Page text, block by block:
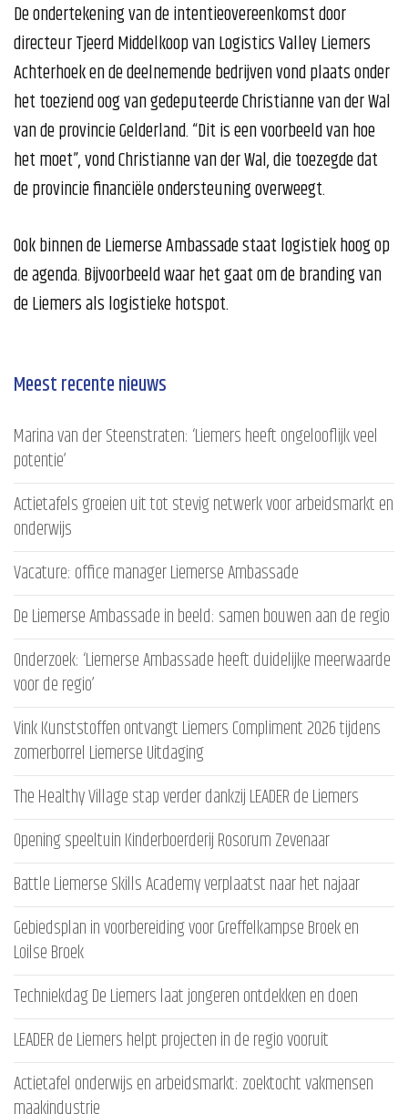
De ondertekening van de intentieovereenkomst door
directeur Tjeerd Middelkoop van Logistics Valley Liemers
Achterhoek en de deelnemende bedrijven vond plaats onder
het toeziend oog van gedeputeerde Christianne van der Wal
van de provincie Gelderland. “Dit is een voorbeeld van hoe
het moet”, vond Christianne van der Wal, die toezegde dat
de provincie financiële ondersteuning overweegt.
Ook binnen de Liemerse Ambassade staat logistiek hoog op
de agenda. Bijvoorbeeld waar het gaat om de branding van
de Liemers als logistieke hotspot.
Meest recente nieuws
Marina van der Steenstraten: ‘Liemers heeft ongelooflijk veel
potentie’
Actietafels groeien uit tot stevig netwerk voor arbeidsmarkt en
onderwijs
Vacature: office manager Liemerse Ambassade
De Liemerse Ambassade in beeld: samen bouwen aan de regio
Onderzoek: ‘Liemerse Ambassade heeft duidelijke meerwaarde
voor de regio’
Vink Kunststoffen ontvangt Liemers Compliment 2026 tijdens
zomerborrel Liemerse Uitdaging
The Healthy Village stap verder dankzij LEADER de Liemers
Opening speeltuin Kinderboerderij Rosorum Zevenaar
Battle Liemerse Skills Academy verplaatst naar het najaar
Gebiedsplan in voorbereiding voor Greffelkampse Broek en
Loilse Broek
Techniekdag De Liemers laat jongeren ontdekken en doen
LEADER de Liemers helpt projecten in de regio vooruit
Actietafel onderwijs en arbeidsmarkt: zoektocht vakmensen